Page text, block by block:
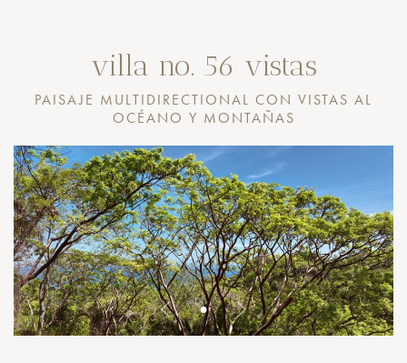
villa no. 56 vistas
PAISAJE MULTIDIRECTIONAL CON VISTAS AL
OCÉANO Y MONTAÑAS